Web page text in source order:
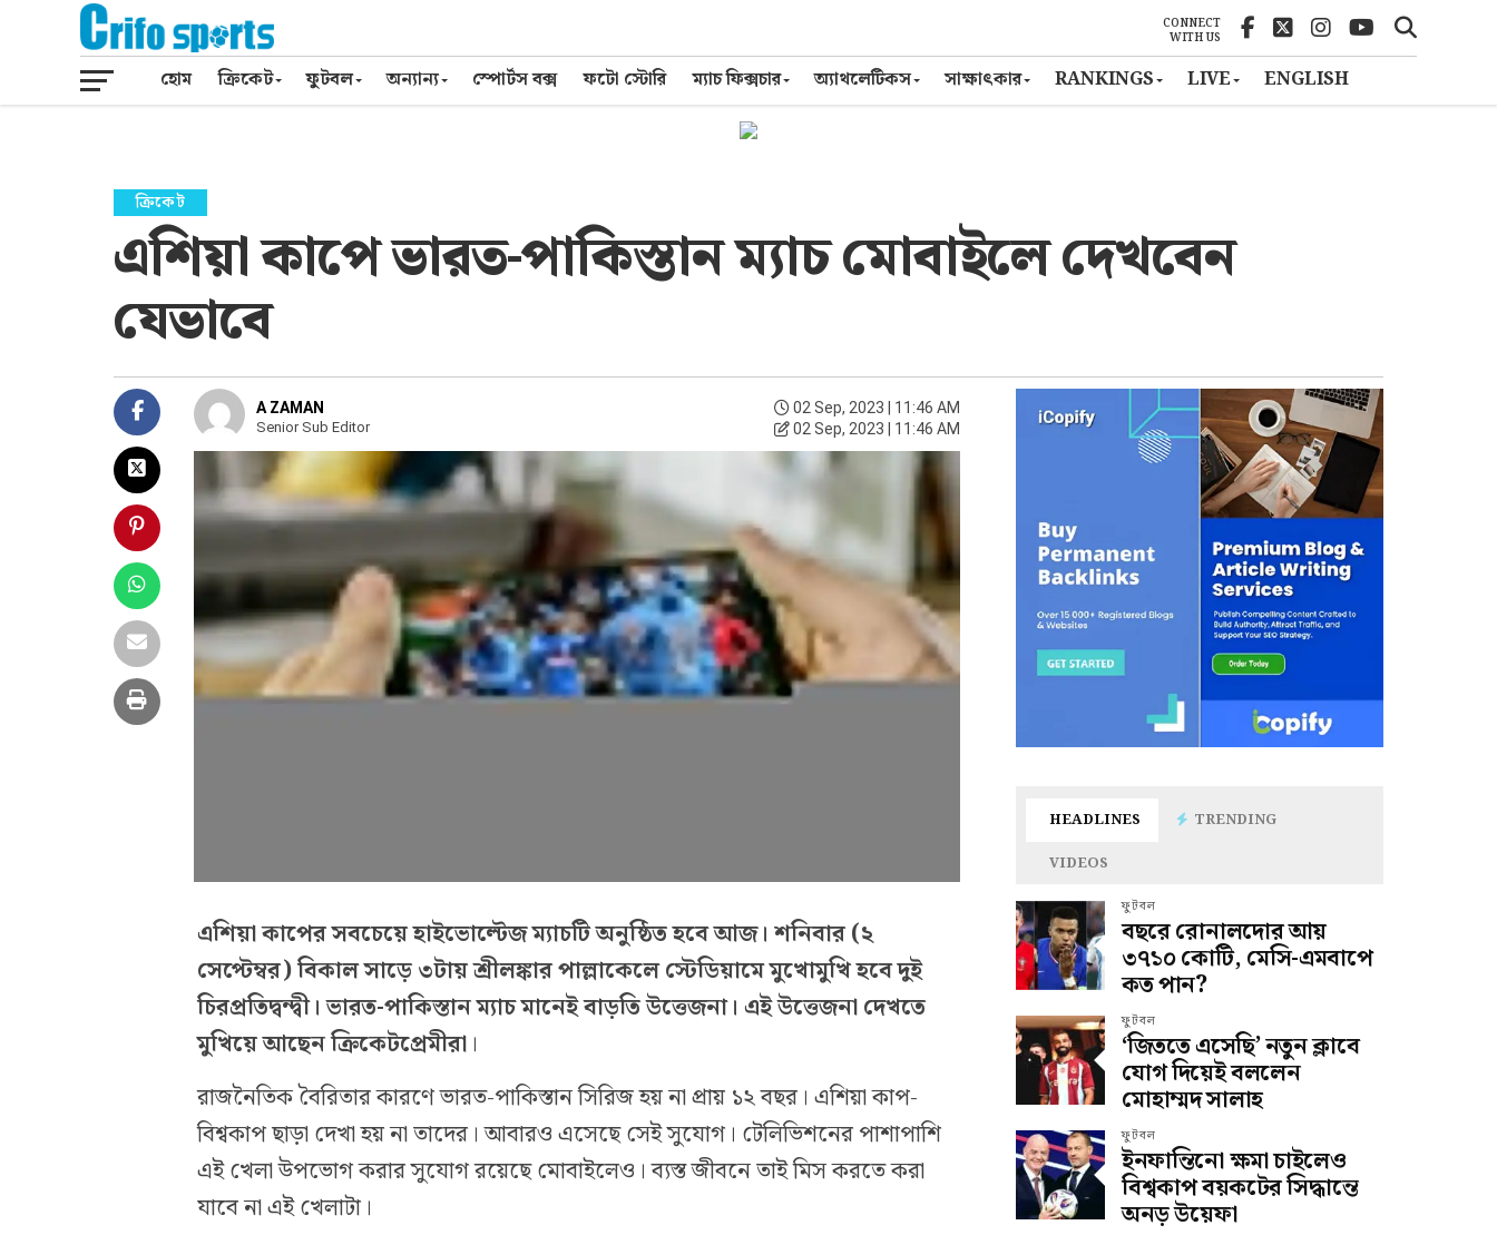
CONNECT
WITH US
হোম ক্রিকেট ফুটবল অন্যান্য স্পোর্টস বক্স ফটো স্টোরি ম্যাচ ফিক্সচার অ্যাথলেটিকস সাক্ষাৎকার RANKINGS LIVE ENGLISH
ক্রিকেট
এশিয়া কাপে ভারত-পাকিস্তান ম্যাচ মোবাইলে দেখবেন
যেভাবে
A ZAMAN
Senior Sub Editor
02 Sep, 2023 | 11:46 AM
02 Sep, 2023 | 11:46 AM
এশিয়া কাপের সবচেয়ে হাইভোল্টেজ ম্যাচটি অনুষ্ঠিত হবে আজ। শনিবার (২
সেপ্টেম্বর) বিকাল সাড়ে ৩টায় শ্রীলঙ্কার পাল্লাকেলে স্টেডিয়ামে মুখোমুখি হবে দুই
চিরপ্রতিদ্বন্দ্বী। ভারত-পাকিস্তান ম্যাচ মানেই বাড়তি উত্তেজনা। এই উত্তেজনা দেখতে
মুখিয়ে আছেন ক্রিকেটপ্রেমীরা।
রাজনৈতিক বৈরিতার কারণে ভারত-পাকিস্তান সিরিজ হয় না প্রায় ১২ বছর। এশিয়া কাপ-
বিশ্বকাপ ছাড়া দেখা হয় না তাদের। আবারও এসেছে সেই সুযোগ। টেলিভিশনের পাশাপাশি
এই খেলা উপভোগ করার সুযোগ রয়েছে মোবাইলেও। ব্যস্ত জীবনে তাই মিস করতে করা
যাবে না এই খেলাটা।
HEADLINES
TRENDING
VIDEOS
ফুটবল
বছরে রোনালদোর আয়
৩৭১০ কোটি, মেসি-এমবাপে
কত পান?
ফুটবল
‘জিততে এসেছি’ নতুন ক্লাবে
যোগ দিয়েই বললেন
মোহাম্মদ সালাহ
ফুটবল
ইনফান্তিনো ক্ষমা চাইলেও
বিশ্বকাপ বয়কটের সিদ্ধান্তে
অনড় উয়েফা